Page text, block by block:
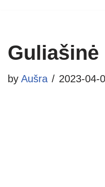
content
by Aušra 2023-04-